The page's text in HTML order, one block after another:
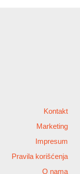
Kontakt
Marketing
Impresum
Pravila korišćenja
O nama